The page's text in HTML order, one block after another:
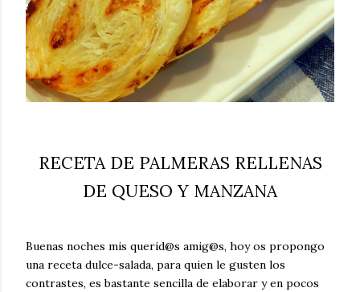
RECETA DE PALMERAS RELLENAS
DE QUESO Y MANZANA
Buenas noches mis querid@s amig@s, hoy os propongo
una receta dulce-salada, para quien le gusten los
contrastes, es bastante sencilla de elaborar y en pocos